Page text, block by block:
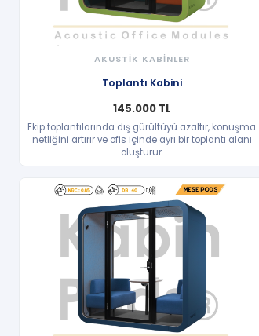
AKUSTİK KABİNLER
Toplantı Kabini
145.000 TL
Ekip toplantılarında dış gürültüyü azaltır, konuşma
netliğini artırır ve ofis içinde ayrı bir toplantı alanı
oluşturur.